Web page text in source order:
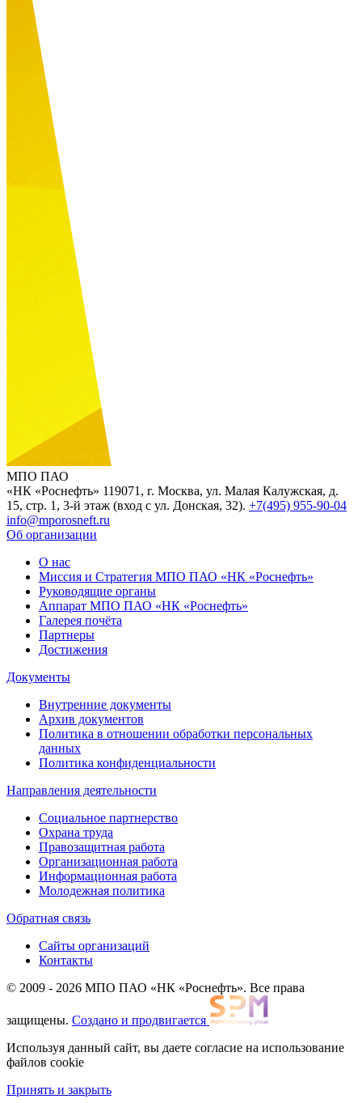
МПО ПАО
«НК «Роснефть» 119071, г. Москва, ул. Малая Калужская, д.
15, стр. 1, 3-й этаж (вход с ул. Донская, 32). +7(495) 955-90-04
info@mporosneft.ru
Об организации
О нас
Миссия и Стратегия МПО ПАО «НК «Роснефть»
Руководящие органы
Аппарат МПО ПАО «НК «Роснефть»
Галерея почёта
Партнеры
Достижения
Документы
Внутренние документы
Архив документов
Политика в отношении обработки персональных
данных
Политика конфиденциальности
Направления деятельности
Социальное партнерство
Охрана труда
Правозащитная работа
Организационная работа
Информационная работа
Молодежная политика
Обратная связь
Сайты организаций
Контакты
© 2009 - 2026 МПО ПАО «НК «Роснефть». Все права
защищены. Создано и продвигается
Используя данный сайт, вы даете согласие на использование
файлов cookie
Принять и закрыть